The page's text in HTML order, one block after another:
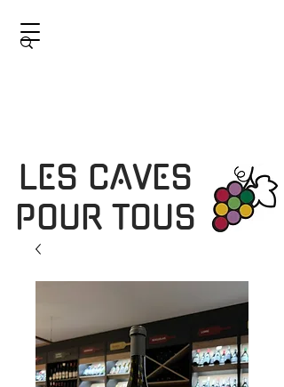
LES CAVES
POUR TOUS